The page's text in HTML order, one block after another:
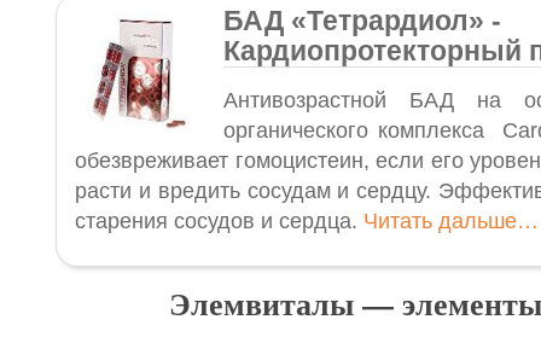
БАД «Тетрардиол» -
Кардиопротекторный
Антивозрастной БАД на
органического комплекса
обезвреживает гомоцистеин, если его
расти и вредить сосудам и сердцу.
старения сосудов и сердца. Читать дальше…
Элемвиталы —